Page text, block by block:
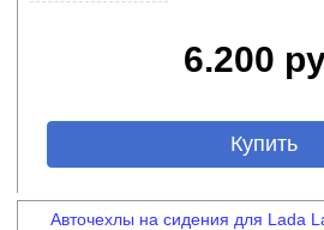
6.200
Купить
Авточехлы на сидения для Lada